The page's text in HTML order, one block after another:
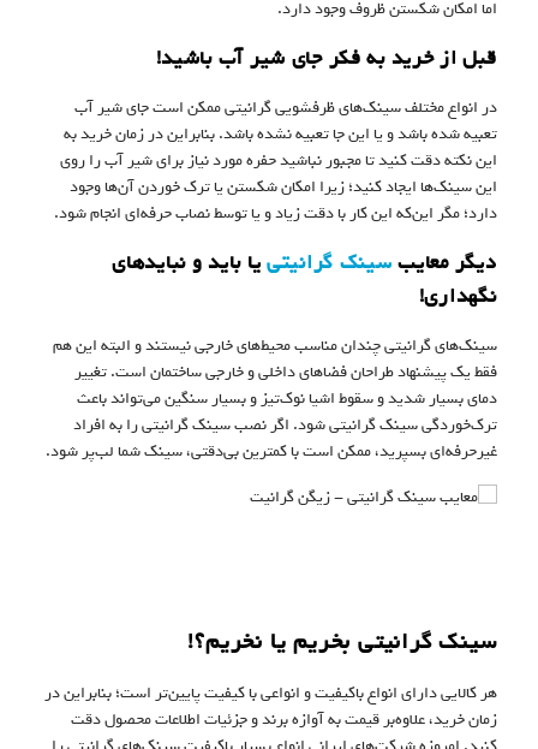
اما امکان شکستن ظروف وجود دارد.
قبل از خرید به فکر جای شیر آب باشید!
در انواع مختلف سینک‌های ظرفشویی گرانیتی ممکن است جای شیر آب
تعبیه شده باشد و یا این جا تعبیه نشده باشد. بنابراین در زمان خرید به
این نکته دقت کنید تا مجبور نباشید حفره مورد نیاز برای شیر آب را روی
این سینک‌ها ایجاد کنید؛ زیرا امکان شکستن یا ترک خوردن آن‌ها وجود
دارد؛ مگر این‌که این کار با دقت زیاد و یا توسط نصاب حرفه‌ای انجام شود.
دیگر معایبسینک گرانیتییا باید و نباید‌های
نگهداری!
سینک‌های گرانیتی چندان مناسب محیط‌های خارجی نیستند و البته این هم
فقط یک پیشنهاد طراحان فضاهای داخلی و خارجی ساختمان است. تغییر
دمای بسیار شدید و سقوط اشیا نوک‌تیز و بسیار سنگین می‌تواند باعث
ترک‌خوردگی سینک گرانیتی شود. اگر نصب سینک گرانیتی را به افراد
غیرحرفه‌ای بسپرید، ممکن است با کمترین بی‌دقتی، سینک شما لب‌پر شود.
سینک گرانیتی بخریم یا نخریم؟!
هر کالایی دارای انواع باکیفیت و انواعی با کیفیت پایین‌تر است؛ بنابراین در
زمان خرید، علاوه‌بر قیمت به آوازه برند و جزئیات اطلاعات محصول دقت